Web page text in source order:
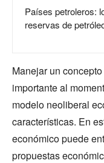
Países petroleros:
reservas de
Manejar un
importante al
modelo neoliberal
características. En
económico puede
propuestas